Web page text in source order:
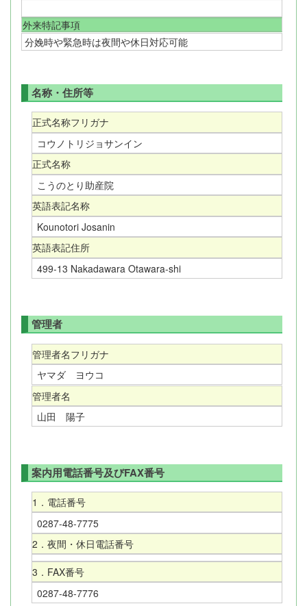
外来特記事項
分娩時や緊急時は夜間や休日対応可能
名称・住所等
正式名称フリガナ
コウノトリジョサンイン
正式名称
こうのとり助産院
英語表記名称
Kounotori Josanin
英語表記住所
499-13 Nakadawara Otawara-shi
管理者
管理者名フリガナ
ヤマダ ヨウコ
管理者名
山田 陽子
案内用電話番号及びFAX番号
1．電話番号
0287-48-7775
2．夜間・休日電話番号
3．FAX番号
0287-48-7776